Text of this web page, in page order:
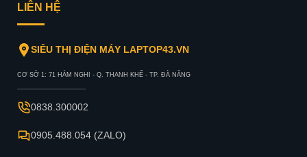
LIÊN HỆ
SIÊU THỊ ĐIỆN MÁY LAPTOP43.VN
CƠ SỞ 1: 71 HÀM NGHI - Q. THANH KHẾ - TP. ĐÀ NẴNG
0838.300002
0905.488.054 (ZALO)